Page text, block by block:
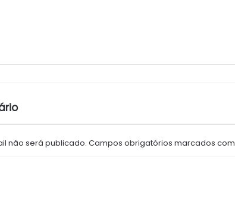
não será publicado. Campos obrigatórios marcados com